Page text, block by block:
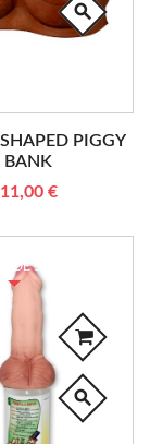
search
PIGGY
BANK
11,00 €
search
DE STOCK